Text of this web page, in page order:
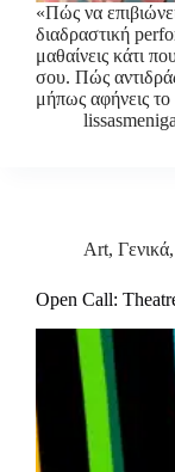
«Πώς να
διαδραστική
μαθαίνεις κάτι
σου. Πώς
μήπως αφήνεις
Art, Γενικά,
Open Call: